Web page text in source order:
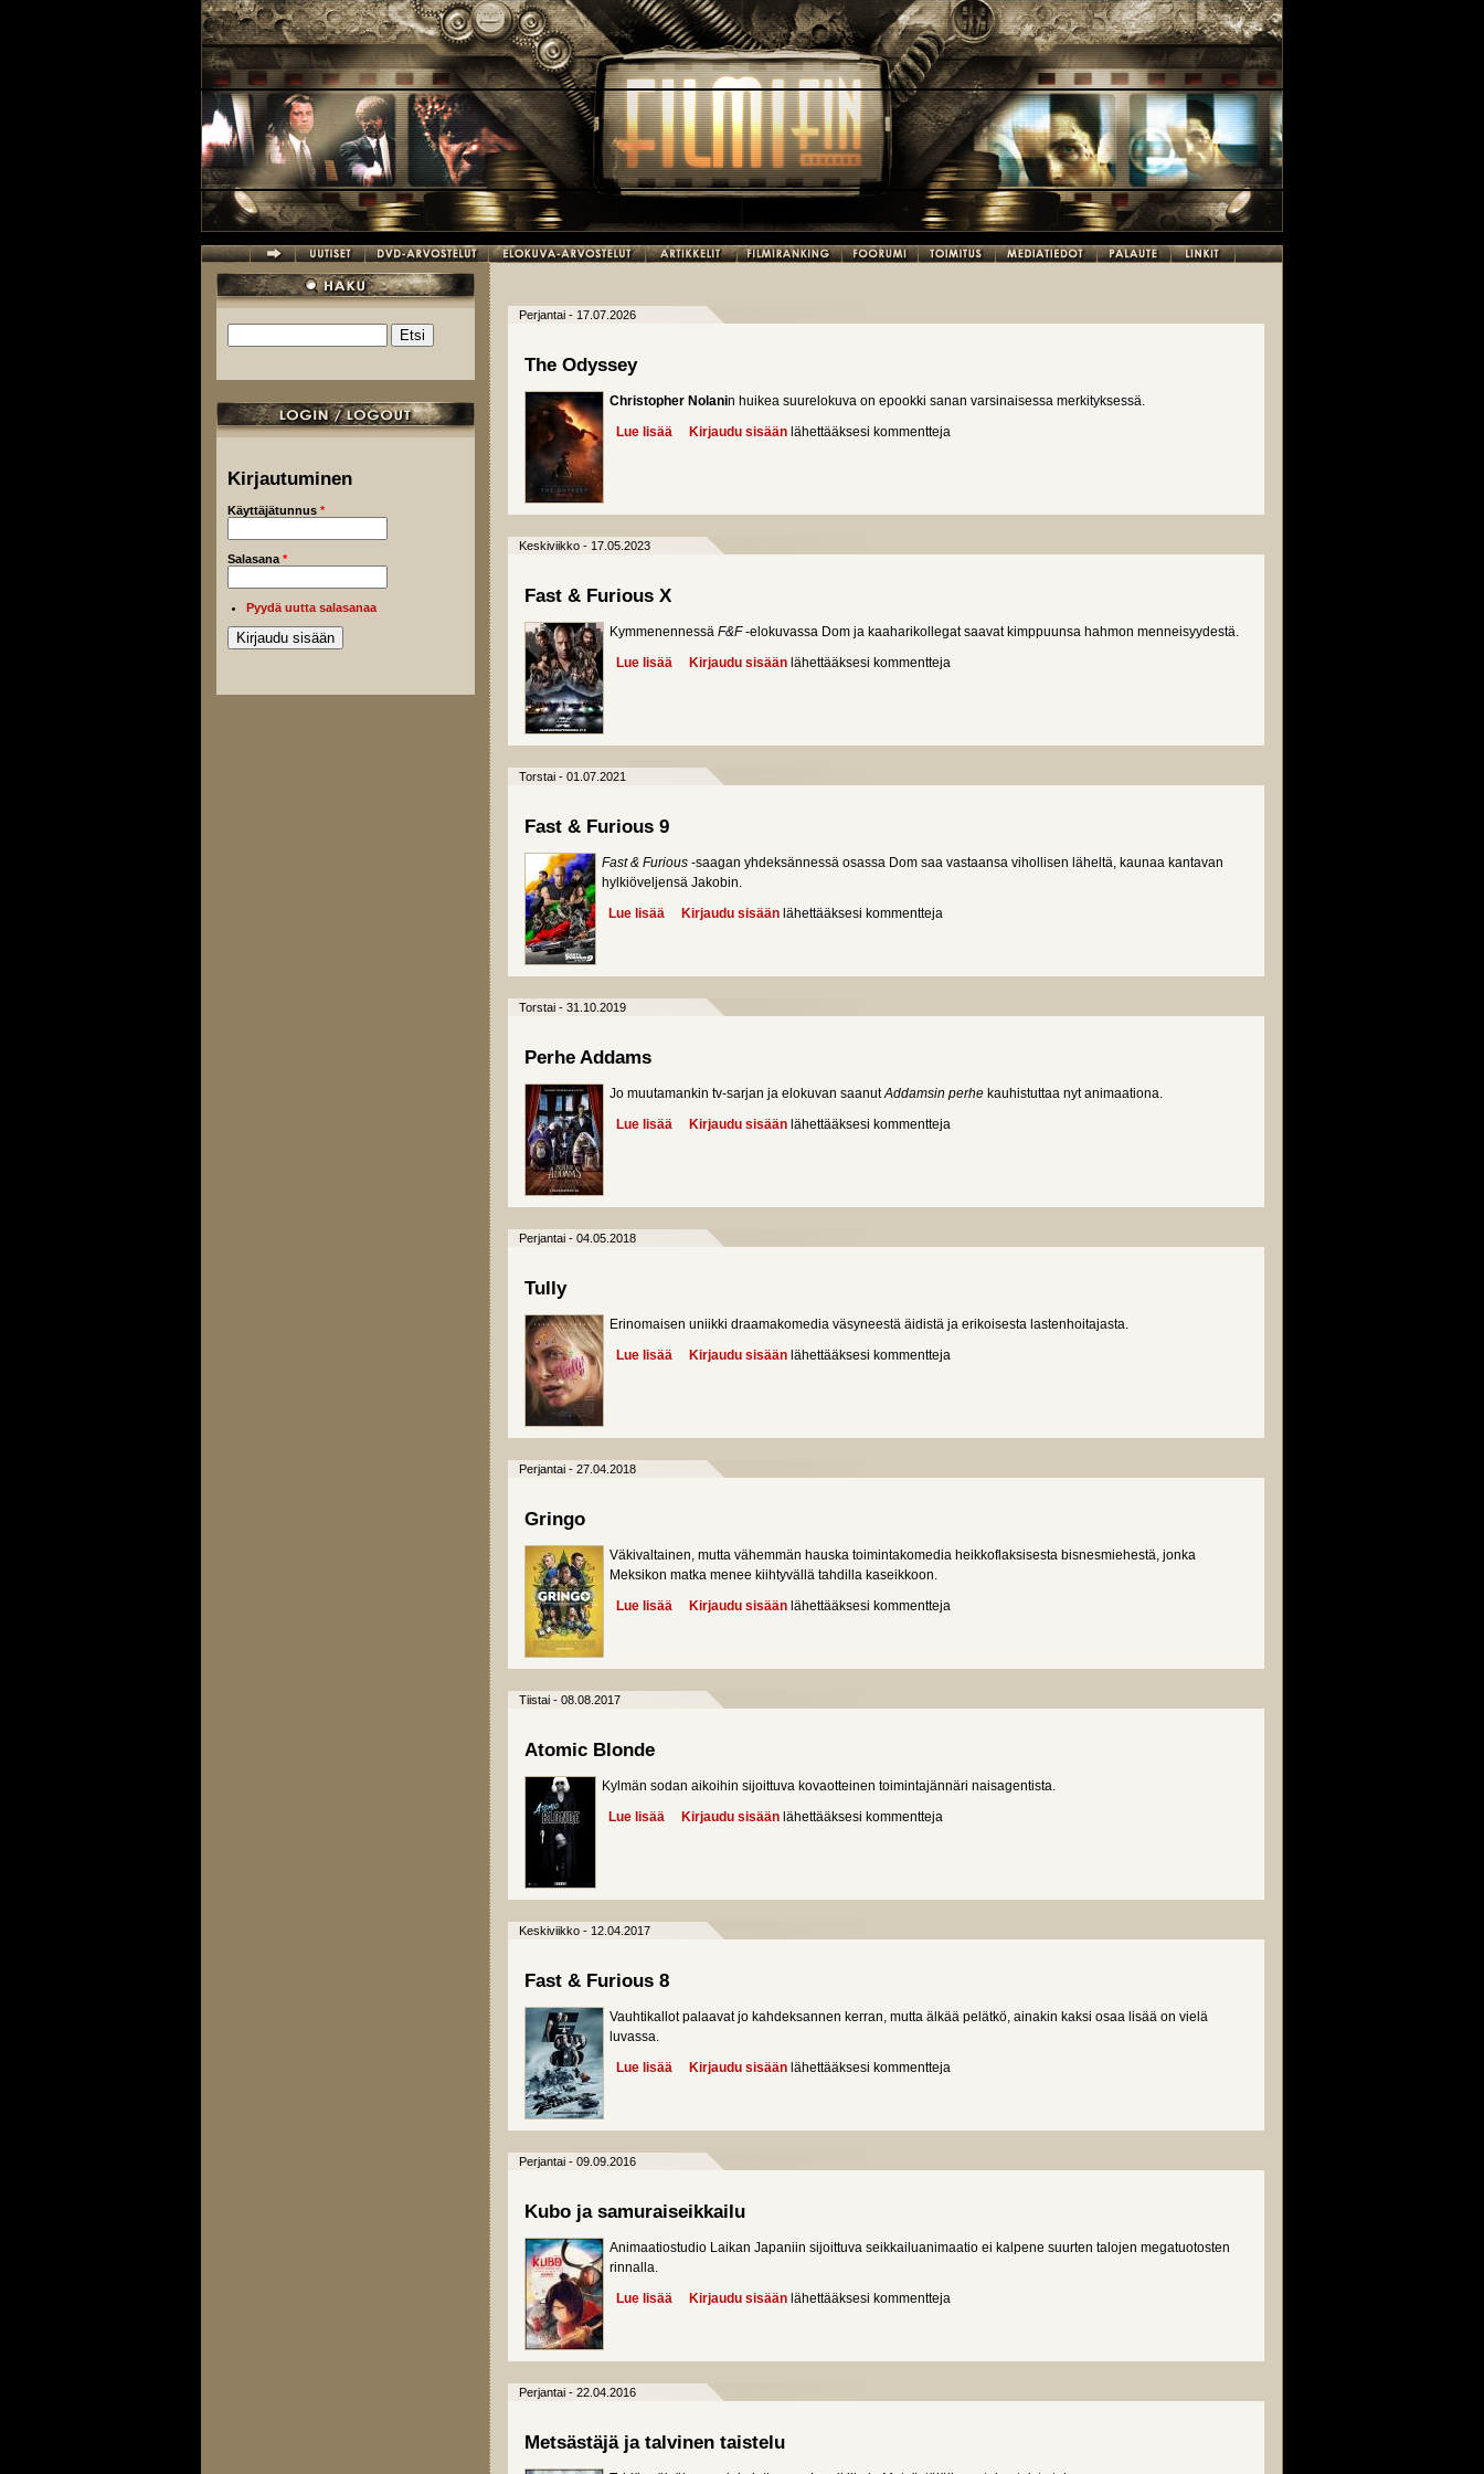
Hakulomake
Kirjautuminen
Käyttäjätunnus *
Salasana *
Pyydä uutta salasanaa
Perjantai - 17.07.2026
The Odyssey
Christopher Nolanin huikea suurelokuva on epookki sanan varsinaisessa merkityksessä.
Lue lisää about The Odyssey
Kirjaudu sisään lähettääksesi kommentteja
Keskiviikko - 17.05.2023
Fast & Furious X
Kymmenennessä F&F-elokuvassa Dom ja kaaharikollegat saavat kimppuunsa hahmon menneisyydestä.
Lue lisää about Fast & Furious X
Kirjaudu sisään lähettääksesi kommentteja
Torstai - 01.07.2021
Fast & Furious 9
Fast & Furious -saagan yhdeksännessä osassa Dom saa vastaansa vihollisen läheltä, kaunaa kantavan
hylkiöveljensä Jakobin.
Lue lisää about Fast & Furious 9
Kirjaudu sisään lähettääksesi kommentteja
Torstai - 31.10.2019
Perhe Addams
Jo muutamankin tv-sarjan ja elokuvan saanutAddamsin perhe kauhistuttaa nyt animaationa.
Lue lisää about Perhe Addams
Kirjaudu sisään lähettääksesi kommentteja
Perjantai - 04.05.2018
Tully
Erinomaisen uniikki draamakomedia väsyneestä äidistä ja erikoisesta lastenhoitajasta.
Lue lisää about Tully
Kirjaudu sisään lähettääksesi kommentteja
Perjantai - 27.04.2018
Gringo
Väkivaltainen, mutta vähemmän hauska toimintakomedia heikkoflaksisesta bisnesmiehestä, jonka
Meksikon matka menee kiihtyvällä tahdilla kaseikkoon.
Lue lisää about Gringo
Kirjaudu sisään lähettääksesi kommentteja
Tiistai - 08.08.2017
Atomic Blonde
Kylmän sodan aikoihin sijoittuva kovaotteinen toimintajännäri naisagentista.
Lue lisää about Atomic Blonde
Kirjaudu sisään lähettääksesi kommentteja
Keskiviikko - 12.04.2017
Fast & Furious 8
Vauhtikallot palaavat jo kahdeksannen kerran, mutta älkää pelätkö, ainakin kaksi osaa lisää on vielä
luvassa.
Lue lisää about Fast & Furious 8
Kirjaudu sisään lähettääksesi kommentteja
Perjantai - 09.09.2016
Kubo ja samuraiseikkailu
Animaatiostudio Laikan Japaniin sijoittuva seikkailuanimaatio ei kalpene suurten talojen megatuotosten
rinnalla.
Lue lisää about Kubo ja samuraiseikkailu
Kirjaudu sisään lähettääksesi kommentteja
Perjantai - 22.04.2016
Metsästäjä ja talvinen taistelu